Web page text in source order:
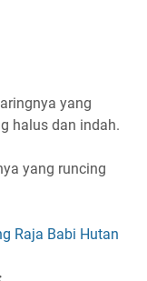
yang
halus dan indah.
yang runcing
Raja Babi Hutan